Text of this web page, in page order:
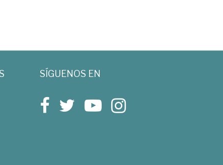
SÍGUENOS EN